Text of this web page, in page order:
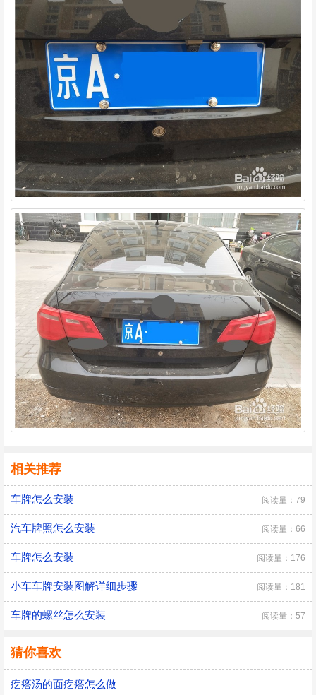
相关推荐
车牌怎么安装 阅读量：79
汽车牌照怎么安装 阅读量：66
车牌怎么安装 阅读量：176
小车车牌安装图解详细步骤 阅读量：181
车牌的螺丝怎么安装 阅读量：57
猜你喜欢
疙瘩汤的面疙瘩怎么做